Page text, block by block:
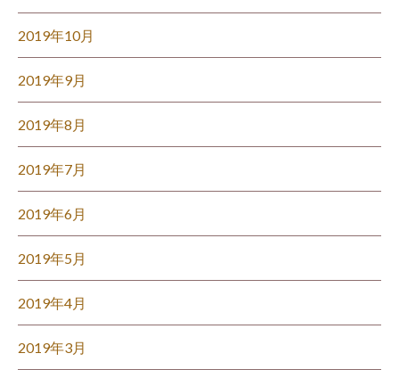
2019年10月
2019年9月
2019年8月
2019年7月
2019年6月
2019年5月
2019年4月
2019年3月